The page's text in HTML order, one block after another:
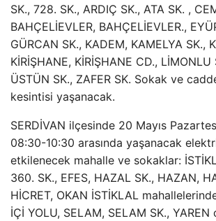
SK., 728. SK., ARDIÇ SK., ATA SK. ,
BAHÇELİEVLER, BAHÇELİEVLER.,
GÜRCAN SK., KADEM, KAMELYA SK.,
KİRİŞHANE, KİRİŞHANE CD., LİMONLU
ÜSTÜN SK., ZAFER SK. Sokak ve
kesintisi yaşanacak.
SERDİVAN ilçesinde 20 Mayıs
08:30-10:30 arasında yaşanacak
etkilenecek mahalle ve sokaklar:
360. SK., EFES, HAZAL SK., HAZAN,
HİCRET, OKAN İSTİKLAL
İÇİ YOLU, SELAM, SELAM SK.,